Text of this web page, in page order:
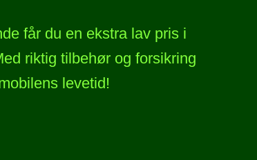
får du en ekstra lav pris i
riktig tilbehør og forsikring
levetid!